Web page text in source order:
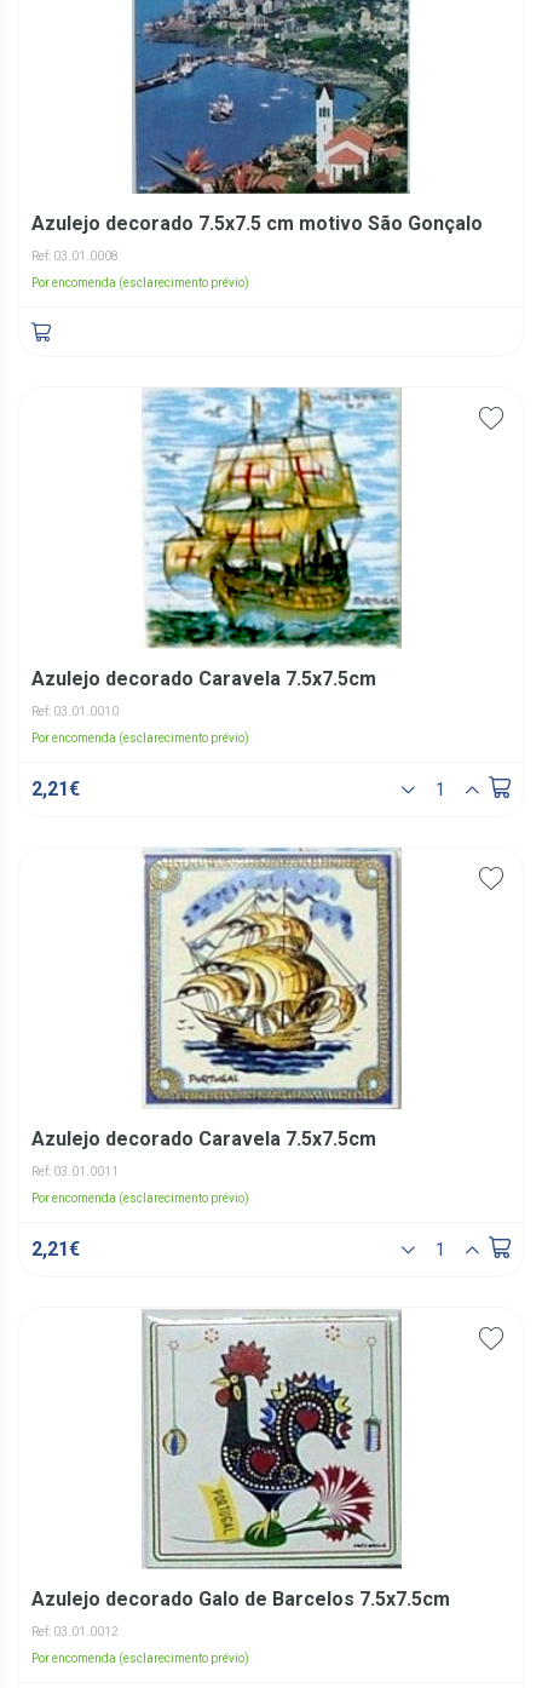
Azulejo decorado 7.5x7.5 cm motivo São Gonçalo
Ref: 03.01.0008
Por encomenda (esclarecimento prévio)
Azulejo decorado Caravela 7.5x7.5cm
Ref: 03.01.0010
Por encomenda (esclarecimento prévio)
2,21€
Azulejo decorado Caravela 7.5x7.5cm
Ref: 03.01.0011
Por encomenda (esclarecimento prévio)
2,21€
Azulejo decorado Galo de Barcelos 7.5x7.5cm
Ref: 03.01.0012
Por encomenda (esclarecimento prévio)